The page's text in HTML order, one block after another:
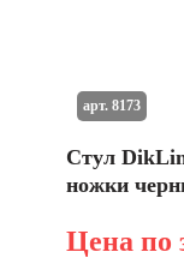
Стул
ножки
Цена по
арт. 8173